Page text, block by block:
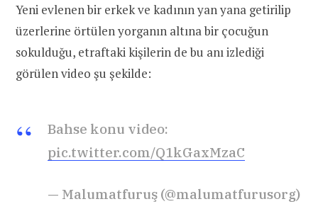
Yeni evlenen bir erkek ve kadının yan yana getirilip
üzerlerine örtülen yorganın altına bir çocuğun
sokulduğu, etraftaki kişilerin de bu anı izlediği
görülen video şu şekilde:
Bahse konu video:
pic.twitter.com/Q1kGaxMzaC
— Malumatfuruş (@malumatfurusorg)